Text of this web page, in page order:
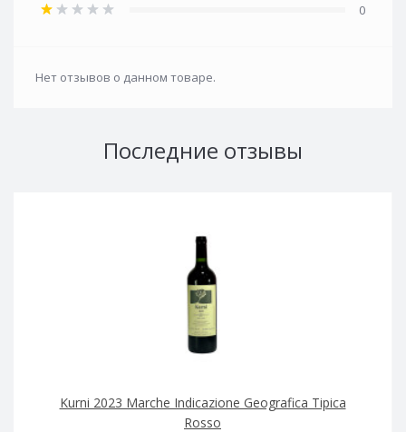
0
Нет отзывов о данном товаре.
Последние отзывы
Kurni 2023 Marche Indicazione Geografica Tipica
Rosso